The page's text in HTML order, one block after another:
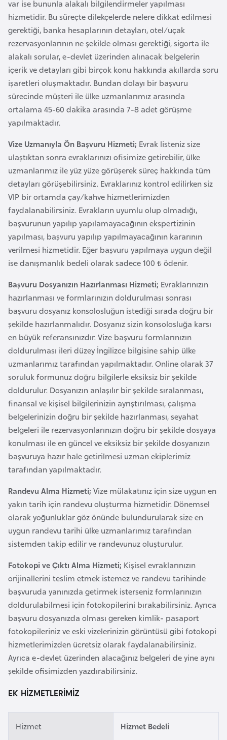
var ise bununla alakalı bilgilendirmeler yapılması
hizmetidir. Bu süreçte dilekçelerde nelere dikkat edilmesi
gerektiği, banka hesaplarının detayları, otel/uçak
rezervasyonlarının ne şekilde olması gerektiği, sigorta ile
alakalı sorular, e-devlet üzerinden alınacak belgelerin
içerik ve detayları gibi birçok konu hakkında akıllarda soru
işaretleri oluşmaktadır. Bundan dolayı bir başvuru
sürecinde müşteri ile ülke uzmanlarımız arasında
ortalama 45-60 dakika arasında 7-8 adet görüşme
yapılmaktadır.
Vize Uzmanıyla Ön Başvuru Hizmeti; Evrak listeniz size
ulaştıktan sonra evraklarınızı ofisimize getirebilir, ülke
uzmanlarımız ile yüz yüze görüşerek süreç hakkında tüm
detayları görüşebilirsiniz. Evraklarınız kontrol edilirken siz
VIP bir ortamda çay/kahve hizmetlerimizden
faydalanabilirsiniz. Evrakların uyumlu olup olmadığı,
başvurunun yapılıp yapılamayacağının ekspertizinin
yapılması, başvuru yapılıp yapılmayacağının kararının
verilmesi hizmetidir. Eğer başvuru yapılmaya uygun değil
ise danışmanlık bedeli olarak sadece 100 ₺ ödenir.
Başvuru Dosyanızın Hazırlanması Hizmeti; Evraklarınızın
hazırlanması ve formlarınızın doldurulması sonrası
başvuru dosyanız konsolosluğun istediği sırada doğru bir
şekilde hazırlanmalıdır. Dosyanız sizin konsolosluğa karsı
en büyük referansınızdır. Vize başvuru formlarınızın
doldurulması ileri düzey İngilizce bilgisine sahip ülke
uzmanlarımız tarafından yapılmaktadır. Online olarak 37
soruluk formunuz doğru bilgilerle eksiksiz bir şekilde
doldurulur. Dosyanızın anlaşılır bir şekilde sıralanması,
finansal ve kişisel bilgilerinizin ayrıştırılması, çalışma
belgelerinizin doğru bir şekilde hazırlanması, seyahat
belgeleri ile rezervasyonlarınızın doğru bir şekilde dosyaya
konulması ile en güncel ve eksiksiz bir şekilde dosyanızın
başvuruya hazır hale getirilmesi uzman ekiplerimiz
tarafından yapılmaktadır.
Randevu Alma Hizmeti; Vize mülakatınız için size uygun en
yakın tarih için randevu oluşturma hizmetidir. Dönemsel
olarak yoğunluklar göz önünde bulundurularak size en
uygun randevu tarihi ülke uzmanlarımız tarafından
sistemden takip edilir ve randevunuz oluşturulur.
Fotokopi ve Çıktı Alma Hizmeti; Kişisel evraklarınızın
orijinallerini teslim etmek istemez ve randevu tarihinde
başvuruda yanınızda getirmek isterseniz formlarınızın
doldurulabilmesi için fotokopilerini bırakabilirsiniz. Ayrıca
başvuru dosyanızda olması gereken kimlik- pasaport
fotokopileriniz ve eski vizelerinizin görüntüsü gibi fotokopi
hizmetlerimizden ücretsiz olarak faydalanabilirsiniz.
Ayrıca e-devlet üzerinden alacağınız belgeleri de yine aynı
şekilde ofisimizden yazdırabilirsiniz.
EK HİZMETLERİMİZ
Hizmet Hizmet Bedeli
F
a
s
o
d
e
k
C
u
m
h
u
r
i
y
t
C
e
z
a
y
i
r
C
i
b
t
i
Ç
n
D
a
n
i
m
a
r
k
D